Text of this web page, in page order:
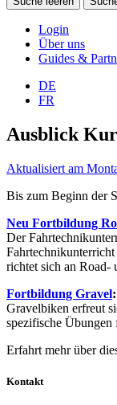
Login
Über uns
Guides &
DE
FR
Ausblick
Aktualisiert am
Bis zum Beginn der
Neu Fortbildung
Der
richtet sich an
Fortbildung Gravel
Gravelbiken erfreut
spezifische
Erfahrt mehr über
Kontakt